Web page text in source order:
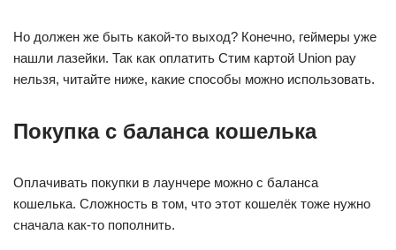
Но должен же быть какой-то выход? Конечно, геймеры уже
нашли лазейки. Так как оплатить Стим картой Union pay
нельзя, читайте ниже, какие способы можно использовать.
Покупка с баланса кошелька
Оплачивать покупки в лаунчере можно с баланса
кошелька. Сложность в том, что этот кошелёк тоже нужно
сначала как-то пополнить.